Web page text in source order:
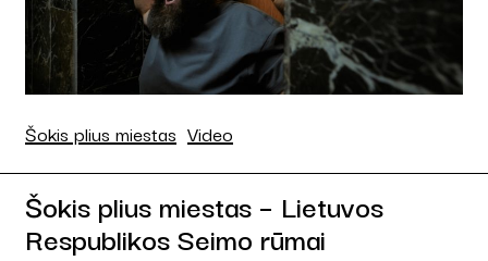
Šokis plius miestas Video
Šokis plius miestas – Lietuvos
Respublikos Seimo rūmai